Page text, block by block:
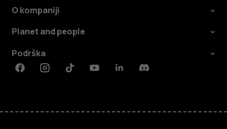
O kompaniji
Planet and people
Podrška
FacebookInstagramTiktokYoutubeLinkedinDiscord